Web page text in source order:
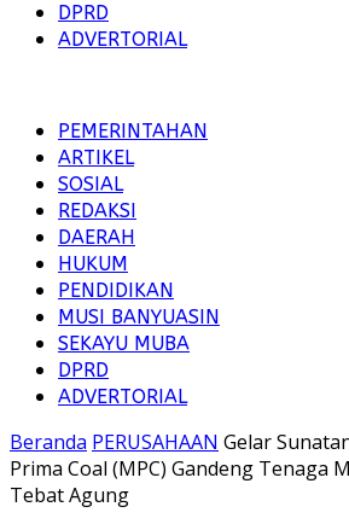
DPRD
ADVERTORIAL
PEMERINTAHAN
ARTIKEL
SOSIAL
REDAKSI
DAERAH
HUKUM
PENDIDIKAN
MUSI BANYUASIN
SEKAYU MUBA
DPRD
ADVERTORIAL
Beranda PERUSAHAAN Gelar
Prima Coal (MPC) Gandeng Tenaga
Tebat Agung